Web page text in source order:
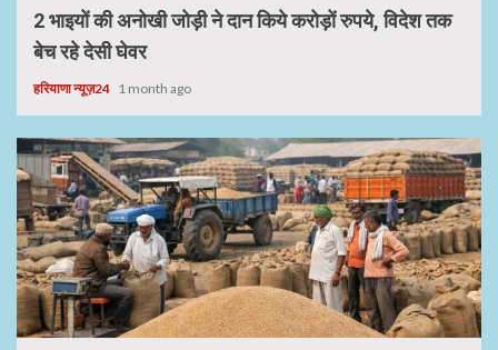
2 भाइयों की अनोखी जोड़ी ने दान किये करोड़ों रुपये, विदेश तक
बेच रहे देसी घेवर
हरियाणा न्यूज़24 1 month ago